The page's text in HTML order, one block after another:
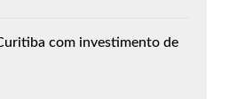
com investimento de